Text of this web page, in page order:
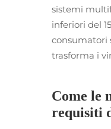
sistemi
inferiori del
consumatori
trasforma i
Come le
requisiti